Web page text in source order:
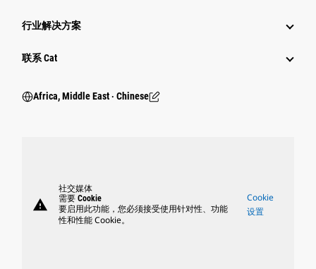
行业解决方案
行业
联系 Cat
Africa, Middle East ‧ Chinese
warning
社交媒体
需要 Cookie
要启用此功能，您必须接受使用针对性、功能
性和性能 Cookie。
Cookie
设置